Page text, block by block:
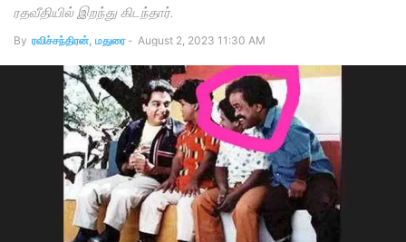
ரதவீதியில் இறந்து கிடந்தார்.
By ரவிச்சந்திரன், மதுரை - August 2, 2023 11:30 AM